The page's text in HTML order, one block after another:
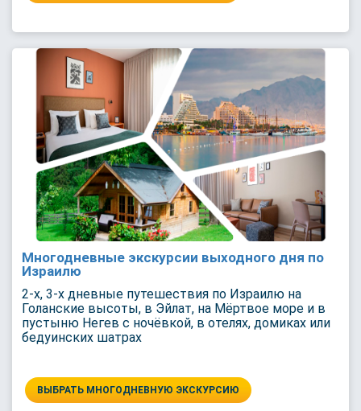
Многодневные экскурсии выходного дня по
Израилю
2-х, 3-х дневные путешествия по Израилю на
Голанские высоты, в Эйлат, на Мёртвое море и в
пустыню Негев с ночёвкой, в отелях, домиках или
бедуинских шатрах
ВЫБРАТЬ МНОГОДНЕВНУЮ ЭКСКУРСИЮ